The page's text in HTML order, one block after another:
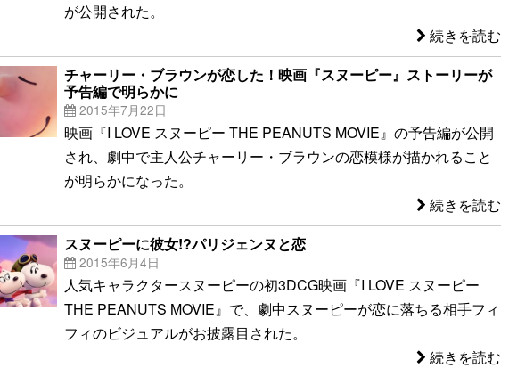
が公開された。
続きを読む
チャーリー・ブラウンが恋した！映画『スヌーピー』ストーリーが
予告編で明らかに
2015年7月22日
映画『I LOVE スヌーピー THE PEANUTS MOVIE』の予告編が公開
され、劇中で主人公チャーリー・ブラウンの恋模様が描かれること
が明らかになった。
続きを読む
スヌーピーに彼女!?パリジェンヌと恋
2015年6月4日
人気キャラクタースヌーピーの初3DCG映画『I LOVE スヌーピー
THE PEANUTS MOVIE』で、劇中スヌーピーが恋に落ちる相手フィ
フィのビジュアルがお披露目された。
続きを読む